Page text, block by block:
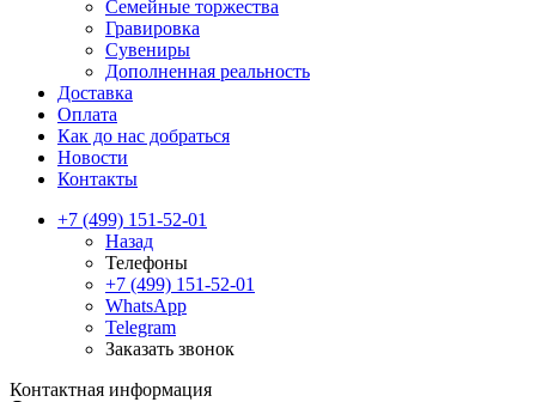
Семейные торжества
Гравировка
Сувениры
Дополненная реальность
Доставка
Оплата
Как до нас добраться
Новости
Контакты
+7 (499) 151-52-01
Назад
Телефоны
+7 (499) 151-52-01
WhatsApp
Telegram
Заказать звонок
Контактная информация